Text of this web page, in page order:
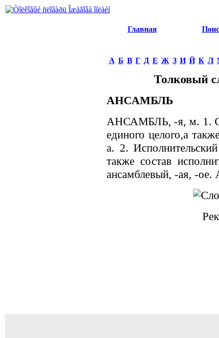
Главная
А Б В Г Д Е Ж З И Й К Л
Толковый
АНСАМБЛЬ
АНСАМБЛЬ, -я, м. 1.
единого целого,а
а. 2.
также состав
ансамблевый, -ая, -ое.